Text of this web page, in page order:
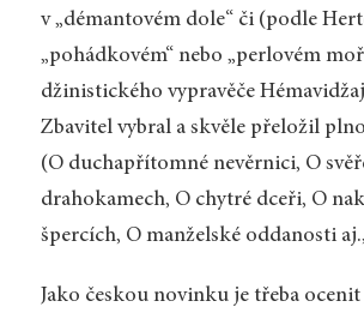
v „démantovém dole“ či (podle
„pohádkovém“ nebo „perlovém
džinistického vypravěče
Zbavitel vybral a skvěle přeložil
(O duchapřítomné nevěrnici, O
drahokamech, O chytré dceři, O
špercích, O manželské oddanosti
Jako českou novinku je třeba